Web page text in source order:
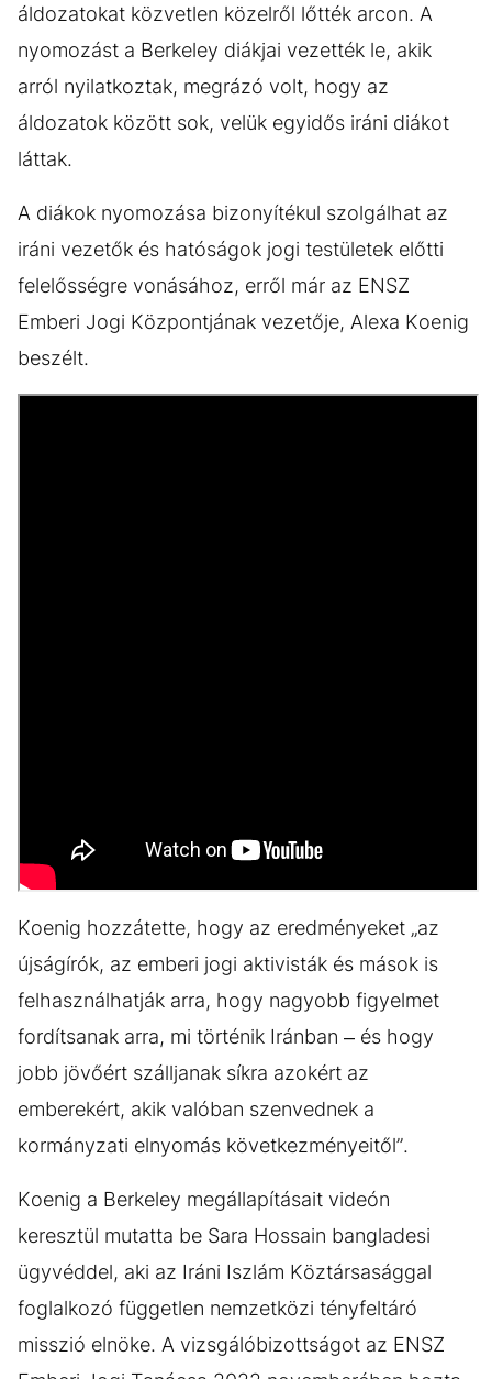
áldozatokat közvetlen közelről lőtték arcon. A
nyomozást a Berkeley diákjai vezették le, akik
arról nyilatkoztak, megrázó volt, hogy az
áldozatok között sok, velük egyidős iráni diákot
láttak.
A diákok nyomozása bizonyítékul szolgálhat az
iráni vezetők és hatóságok jogi testületek előtti
felelősségre vonásához, erről már az ENSZ
Emberi Jogi Központjának vezetője, Alexa Koenig
beszélt.
Koenig hozzátette, hogy az eredményeket „az
újságírók, az emberi jogi aktivisták és mások is
felhasználhatják arra, hogy nagyobb figyelmet
fordítsanak arra, mi történik Iránban – és hogy
jobb jövőért szálljanak síkra azokért az
emberekért, akik valóban szenvednek a
kormányzati elnyomás következményeitől”.
Koenig a Berkeley megállapításait videón
keresztül mutatta be Sara Hossain bangladesi
ügyvéddel, aki az Iráni Iszlám Köztársasággal
foglalkozó független nemzetközi tényfeltáró
misszió elnöke. A vizsgálóbizottságot az ENSZ